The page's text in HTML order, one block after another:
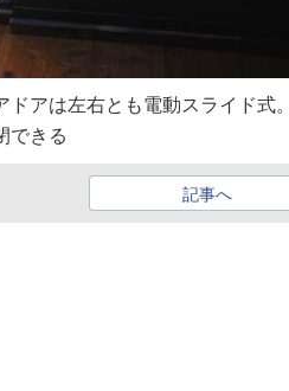
ドアは左右とも電動スライド式
できる
記事へ